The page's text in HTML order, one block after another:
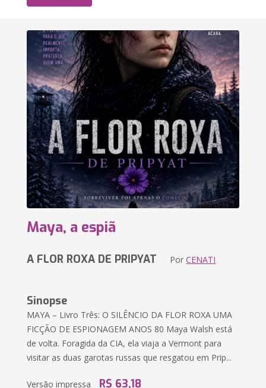
Maya, a espiã
A FLOR ROXA DE PRIPYAT PorCENATI
Sinopse
MAYA – Livro Três: O SILÊNCIO DA FLOR ROXA UMA
FICÇÃO DE ESPIONAGEM ANOS 80 Maya Walsh está
de volta. Foragida da CIA, ela viaja a Vermont para
visitar as duas garotas russas que resgatou em Prip...
Versão impressa R$ 63,18